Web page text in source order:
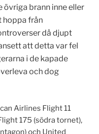
övriga brann inne eller
hoppa från
då djupt
att detta var fel
i de kapade
och dog
Airlines Flight 11
175 (södra tornet),
och United